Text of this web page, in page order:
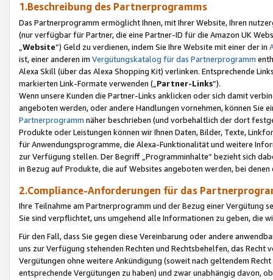
1.Beschreibung des Partnerprogramms
Das Partnerprogramm ermöglicht Ihnen, mit Ihrer Website, Ihren
(nur verfügbar für Partner, die eine Partner-ID für die Amazon UK
Website“) Geld zu verdienen, indem Sie Ihre Website mit einer der in
ist, einer anderen im Vergütungskatalog für das Partnerprogramm
Alexa Skill (über das Alexa Shopping Kit) verlinken. Entsprechende
markierten Link-Formate verwenden („ Partner-Links“).
Wenn unsere Kunden die Partner-Links anklicken oder sich damit
angeboten werden, oder andere Handlungen vornehmen, können Sie
Partnerprogramm näher beschrieben (und vorbehaltlich der dort
Produkte oder Leistungen können wir Ihnen Daten, Bilder, Texte,
für Anwendungsprogramme, die Alexa-Funktionalität und weitere
zur Verfügung stellen. Der Begriff „Programminhalte“ bezieht sich
in Bezug auf Produkte, die auf Websites angeboten werden, bei
2.Compliance-Anforderungen für das
Ihre Teilnahme am Partnerprogramm und der Bezug einer Vergütung
Sie sind verpflichtet, uns umgehend alle Informationen zu geben, die
Für den Fall, dass Sie gegen diese Vereinbarung oder andere
uns zur Verfügung stehenden Rechten und Rechtsbehelfen, das
Vergütungen ohne weitere Ankündigung (soweit nach geltendem
entsprechende Vergütungen zu haben) und zwar unabhängig davon,